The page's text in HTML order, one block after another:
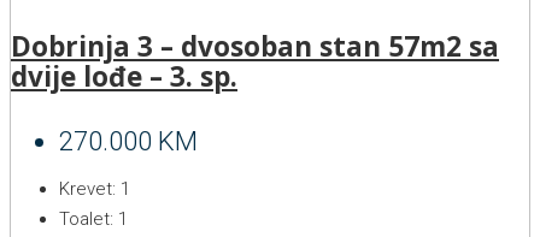
Dobrinja 3 – dvosoban stan 57m2 sa
dvije lođe – 3. sp.
270.000 KM
Krevet: 1
Toalet: 1